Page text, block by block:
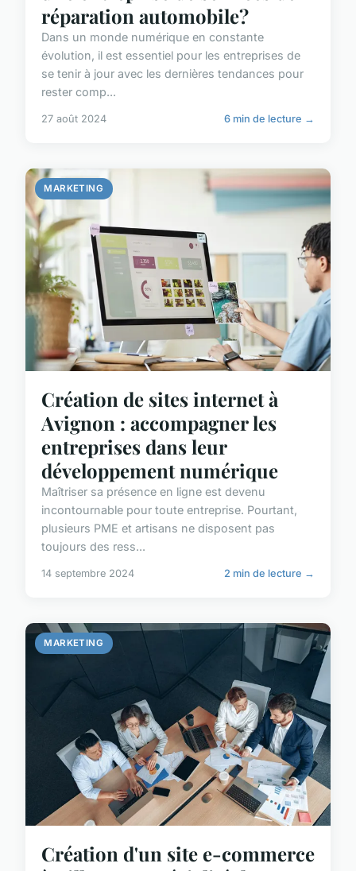
réparation automobile?
Dans un monde numérique en constante
évolution, il est essentiel pour les entreprises de
se tenir à jour avec les dernières tendances pour
rester comp...
27 août 2024 6 min de lecture →
MARKETING
Création de sites internet à
Avignon : accompagner les
entreprises dans leur
développement numérique
Maîtriser sa présence en ligne est devenu
incontournable pour toute entreprise. Pourtant,
plusieurs PME et artisans ne disposent pas
toujours des ress...
14 septembre 2024 2 min de lecture →
MARKETING
Création d'un site e-commerce